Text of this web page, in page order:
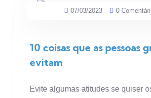
07/03/2023 0
10 coisas que as pessoas
evitam
Evite algumas atitudes se quiser